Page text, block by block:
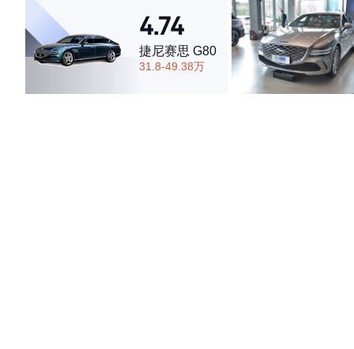
4.74
捷尼赛思 G80
31.8-49.38万